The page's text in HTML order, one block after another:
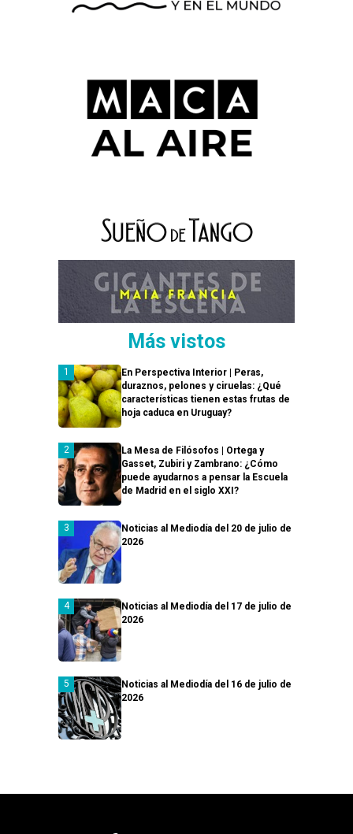
Más vistos
En Perspectiva Interior | Peras,
duraznos, pelones y ciruelas: ¿Qué
características tienen estas frutas de
hoja caduca en Uruguay?
La Mesa de Filósofos | Ortega y
Gasset, Zubiri y Zambrano: ¿Cómo
puede ayudarnos a pensar la Escuela
de Madrid en el siglo XXI?
Noticias al Mediodía del 20 de julio de
2026
Noticias al Mediodía del 17 de julio de
2026
Noticias al Mediodía del 16 de julio de
2026